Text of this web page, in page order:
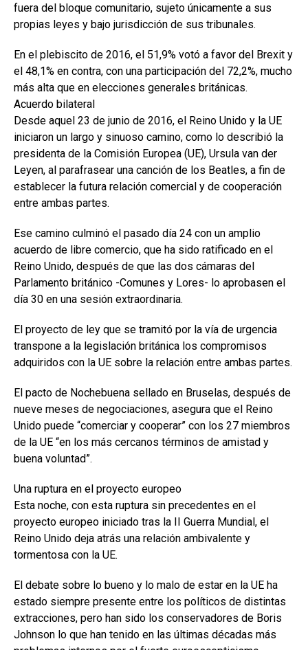
fuera del bloque comunitario, sujeto únicamente a sus
propias leyes y bajo jurisdicción de sus tribunales.
En el plebiscito de 2016, el 51,9% votó a favor del Brexit y
el 48,1% en contra, con una participación del 72,2%, mucho
más alta que en elecciones generales británicas.
Acuerdo bilateral
Desde aquel 23 de junio de 2016, el Reino Unido y la UE
iniciaron un largo y sinuoso camino, como lo describió la
presidenta de la Comisión Europea (UE), Ursula van der
Leyen, al parafrasear una canción de los Beatles, a fin de
establecer la futura relación comercial y de cooperación
entre ambas partes.
Ese camino culminó el pasado día 24 con un amplio
acuerdo de libre comercio, que ha sido ratificado en el
Reino Unido, después de que las dos cámaras del
Parlamento británico -Comunes y Lores- lo aprobasen el
día 30 en una sesión extraordinaria.
El proyecto de ley que se tramitó por la vía de urgencia
transpone a la legislación británica los compromisos
adquiridos con la UE sobre la relación entre ambas partes.
El pacto de Nochebuena sellado en Bruselas, después de
nueve meses de negociaciones, asegura que el Reino
Unido puede “comerciar y cooperar” con los 27 miembros
de la UE “en los más cercanos términos de amistad y
buena voluntad”.
Una ruptura en el proyecto europeo
Esta noche, con esta ruptura sin precedentes en el
proyecto europeo iniciado tras la II Guerra Mundial, el
Reino Unido deja atrás una relación ambivalente y
tormentosa con la UE.
El debate sobre lo bueno y lo malo de estar en la UE ha
estado siempre presente entre los políticos de distintas
extracciones, pero han sido los conservadores de Boris
Johnson lo que han tenido en las últimas décadas más